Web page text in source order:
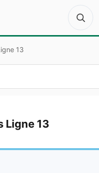
13
Ligne 13